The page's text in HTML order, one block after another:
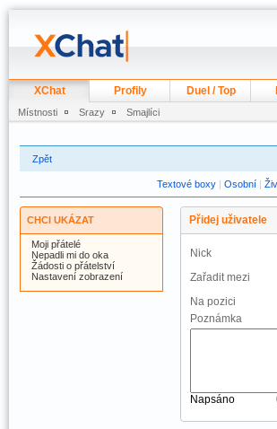
XChat Profily Duel / Top
Místnosti Srazy Smajlíci
Zpět
Textové boxy| Osobní|
CHCI UKÁZAT
Moji přátelé
Nepadli mi do oka
Žádosti o přátelství
Nastavení zobrazení
Přidej uživatele
Nick
Zařadit mezi
Na pozici
Poznámka
Napsáno